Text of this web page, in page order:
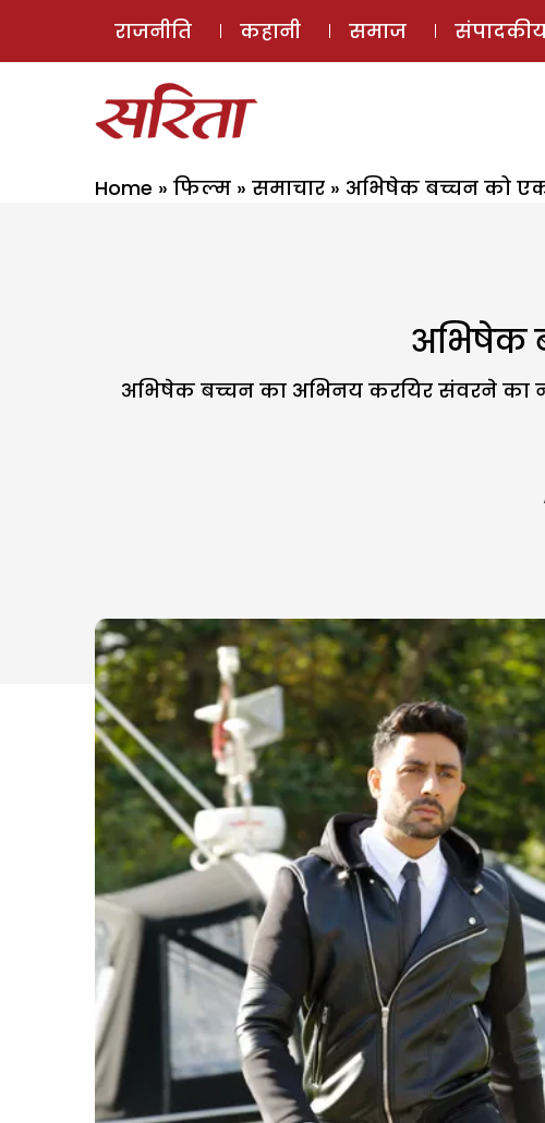
राजनीति कहानी समाज
Home » फिल्म » समाचार » अभिषेक बच्चन को एक
अभिषेक
अभिषेक बच्चन का अभिनय करयिर संवरने का